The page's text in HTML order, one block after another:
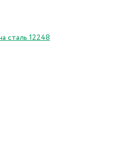
сталь 12248